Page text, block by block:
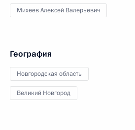
Михеев Алексей Валерьевич
География
Новгородская область
Великий Новгород